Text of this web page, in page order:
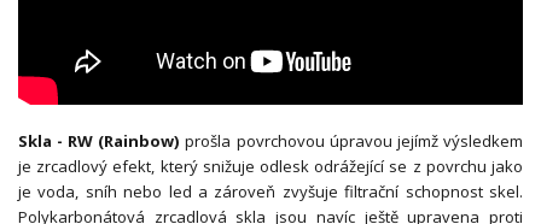
Skla - RW (Rainbow) prošla povrchovou úpravou jejímž výsledkem
je zrcadlový efekt, který snižuje odlesk odrážející se z povrchu jako
je voda, sníh nebo led a zároveň zvyšuje filtrační schopnost skel.
Polykarbonátová zrcadlová skla jsou navíc ještě upravena proti